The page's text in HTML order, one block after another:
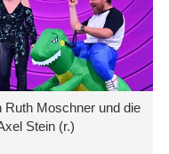
Ruth Moschner und die
Stein (r.)